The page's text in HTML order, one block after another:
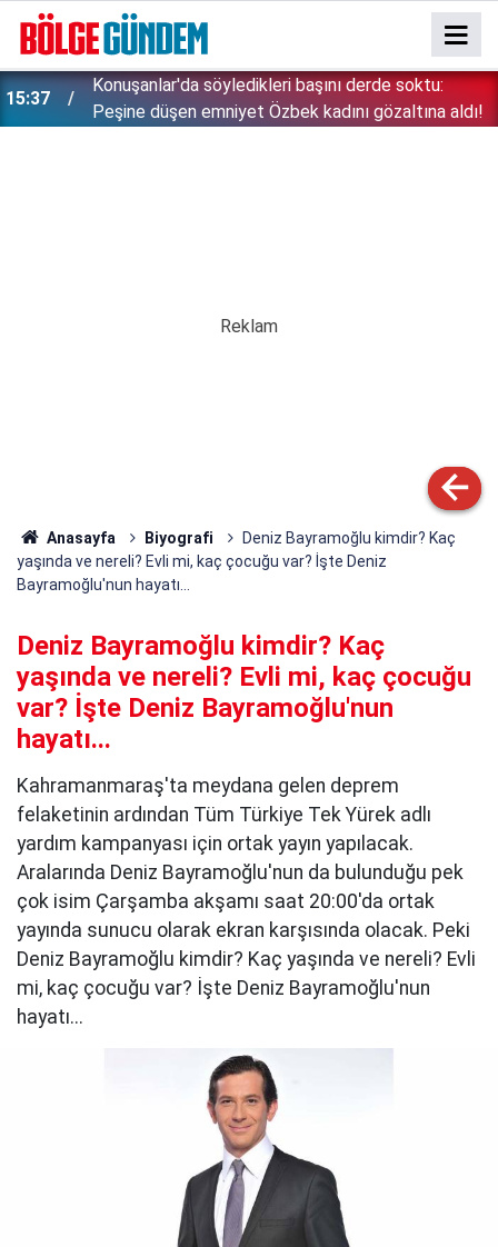
15:37
Konuşanlar'da söyledikleri başını derde soktu:
Peşine düşen emniyet Özbek kadını gözaltına aldı!
Anasayfa Biyografi
Deniz Bayramoğlu kimdir? Kaç
yaşında ve nereli? Evli mi, kaç çocuğu var? İşte Deniz
Bayramoğlu'nun hayatı...
Deniz Bayramoğlu kimdir? Kaç
yaşında ve nereli? Evli mi, kaç çocuğu
var? İşte Deniz Bayramoğlu'nun
hayatı...
Kahramanmaraş'ta meydana gelen deprem
felaketinin ardından Tüm Türkiye Tek Yürek adlı
yardım kampanyası için ortak yayın yapılacak.
Aralarında Deniz Bayramoğlu'nun da bulunduğu pek
çok isim Çarşamba akşamı saat 20:00'da ortak
yayında sunucu olarak ekran karşısında olacak. Peki
Deniz Bayramoğlu kimdir? Kaç yaşında ve nereli? Evli
mi, kaç çocuğu var? İşte Deniz Bayramoğlu'nun
hayatı...